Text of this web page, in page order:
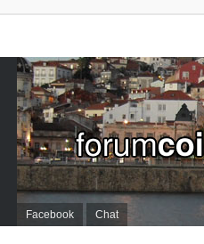
Facebook Chat